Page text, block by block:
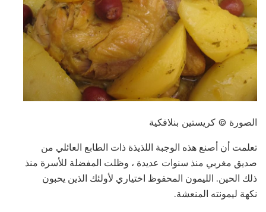
الصورة © كريستين بنلافكية
تعلمت أن أصنع هذه الوجبة اللذيذة ذات الطابع العائلي من
صديق مغربي منذ سنوات عديدة ، وظلت المفضلة للأسرة منذ
ذلك الحين. الليمون المحفوظ اختياري لأولئك الذين يحبون
نكهة ليمونته المنعشة.